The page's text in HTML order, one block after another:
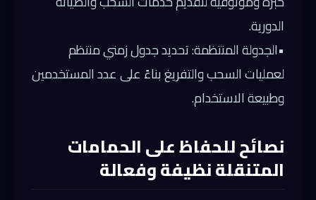
الدورية.
•الجدولة المنتظمة:تحديد جدول زمني منتظم
لعمليات السحب والتفريغ بناءً على عدد المستخدمين
وطبيعة الاستخدام.
نصائح للحفاظ على الحمامات
المتنقلة نظيفة وفعالة